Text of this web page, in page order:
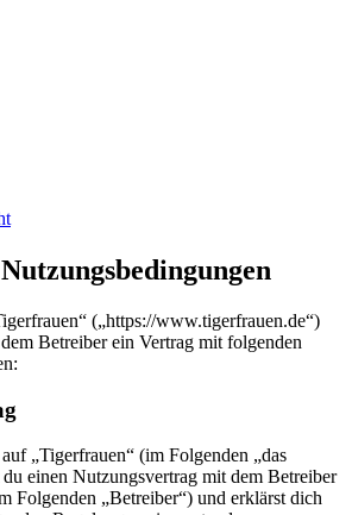
(„https://www.tigerfrauen.de“)
Betreiber ein Vertrag mit folgenden
„Tigerfrauen“ (im Folgenden „das
einen Nutzungsvertrag mit dem Betreiber
Folgenden „Betreiber“) und erklärst dich